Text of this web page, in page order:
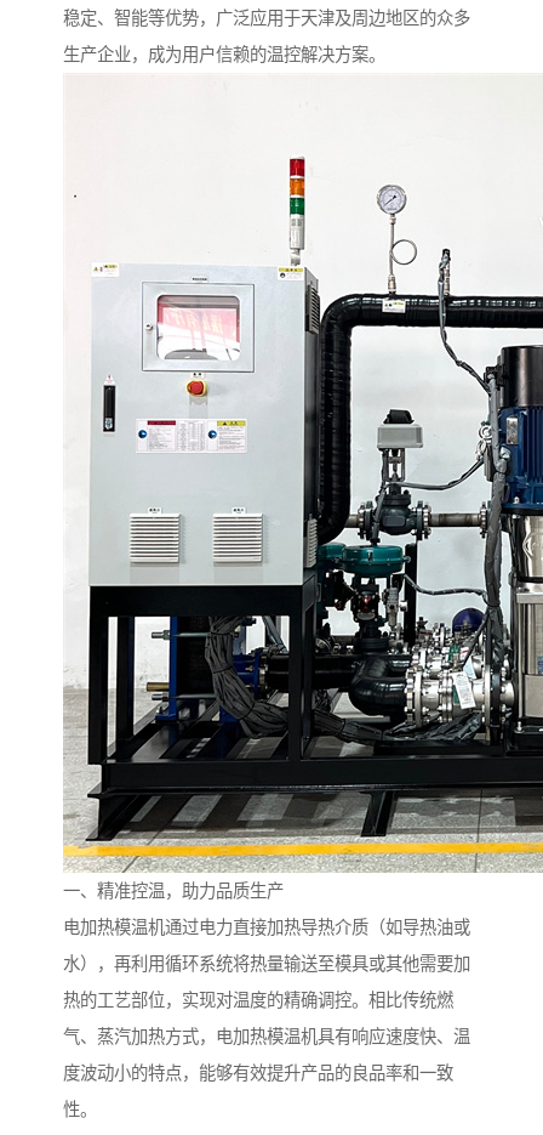
稳定、智能等优势，广泛应用于天津及周边地区的众多
生产企业，成为用户信赖的温控解决方案。
一、精准控温，助力品质生产
电加热模温机通过电力直接加热导热介质（如导热油或
水），再利用循环系统将热量输送至模具或其他需要加
热的工艺部位，实现对温度的精确调控。相比传统燃
气、蒸汽加热方式，电加热模温机具有响应速度快、温
度波动小的特点，能够有效提升产品的良品率和一致
性。